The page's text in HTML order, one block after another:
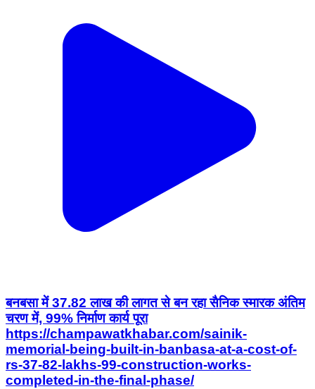
बनबसा में 37.82 लाख की लागत से बन रहा सैनिक स्मारक अंतिम
चरण में, 99% निर्माण कार्य पूरा
https://champawatkhabar.com/sainik-
memorial-being-built-in-banbasa-at-a-cost-of-
rs-37-82-lakhs-99-construction-works-
completed-in-the-final-phase/